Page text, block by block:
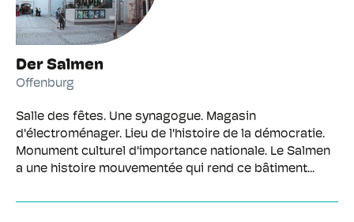
Der Salmen
Offenburg
Salle des fêtes. Une synagogue. Magasin
d'électroménager. Lieu de l'histoire de la démocratie.
Monument culturel d'importance nationale. Le Salmen
a une histoire mouvementée qui rend ce bâtiment...